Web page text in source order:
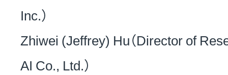
Inc.）
Zhiwei (Jeffrey) Hu（Director of
AI Co., Ltd.）